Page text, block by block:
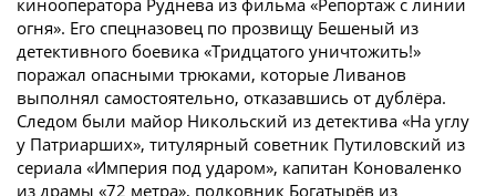
кинооператора Руднева из фильма «Репортаж с линии
огня». Его спецназовец по прозвищу Бешеный из
детективного боевика «Тридцатого уничтожить!»
поражал опасными трюками, которые Ливанов
выполнял самостоятельно, отказавшись от дублёра.
Следом были майор Никольский из детектива «На углу
у Патриарших», титулярный советник Путиловский из
сериала «Империя под ударом», капитан Коноваленко
из драмы «72 метра», полковник Богатырёв из